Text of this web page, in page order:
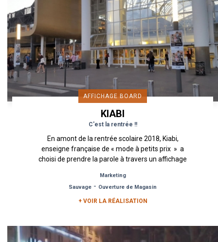
AFFICHAGE BOARD
KIABI
C'est la rentrée !!
En amont de la rentrée scolaire 2018, Kiabi,
enseigne française de « mode à petits prix » a
choisi de prendre la parole à travers un affichage
Marketing
Sauvage - Ouverture de Magasin
+ VOIR LA RÉALISATION